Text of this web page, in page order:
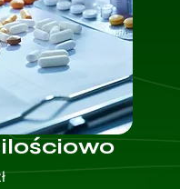
Cena